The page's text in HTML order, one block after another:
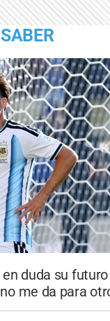
duda su
me da para